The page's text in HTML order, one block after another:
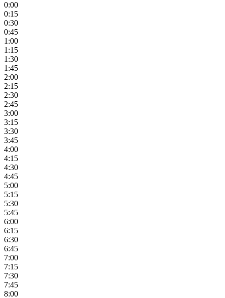
0:00
0:15
0:30
0:45
1:00
1:15
1:30
1:45
2:00
2:15
2:30
2:45
3:00
3:15
3:30
3:45
4:00
4:15
4:30
4:45
5:00
5:15
5:30
5:45
6:00
6:15
6:30
6:45
7:00
7:15
7:30
7:45
8:00